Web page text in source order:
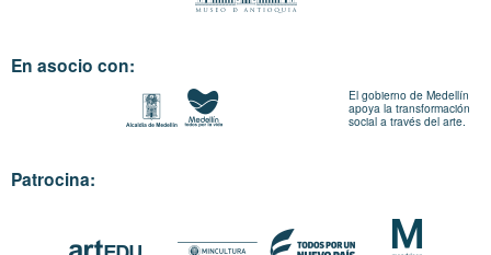
En asocio con:
El gobierno de Medellín
apoya la transformación
social a través del arte.
Patrocina: